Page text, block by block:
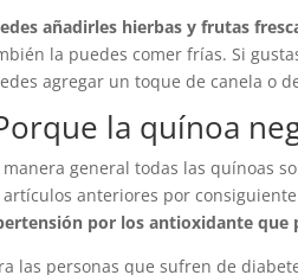
añadirles hierbas y frutas
la puedes comer frías. Si
agregar un toque de canela o
la quínoa
manera general todas las quínoas
artículos anteriores por
por los antioxidante que
las personas que sufren de